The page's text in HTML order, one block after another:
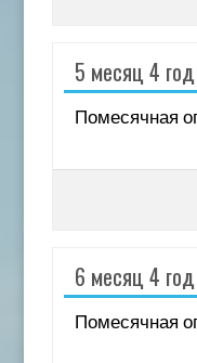
5 месяц 4 год
Помесячная
6 месяц 4 год
Помесячная